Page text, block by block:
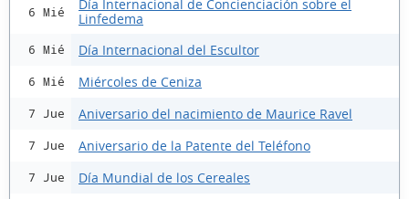
6 Mié
Día Internacional de Concienciación sobre el
Linfedema
6 Mié Día Internacional del Escultor
6 Mié Miércoles de Ceniza
7 Jue Aniversario del nacimiento de Maurice Ravel
7 Jue Aniversario de la Patente del Teléfono
7 Jue Día Mundial de los Cereales